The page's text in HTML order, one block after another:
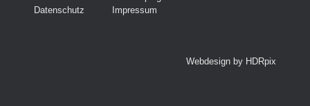
Datenschutz
Impressum
Webdesign by HDRpix